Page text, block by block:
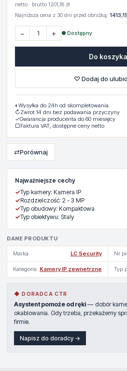
Najważniejsze cechy
✓Typ kamery: Kamera IP
✓Rozdzielczość: 2 - 3 MP
✓Typ obudowy: Kompaktowa
✓Typ obiektywu: Staly
DANE PRODUKTU
Marka LC Security Nr
Kategoria Kamery IP zewnetrzne Typ
◆ DORADCA CTR
Asystent pomoże od ręki — dobór
okablowania. Gdy trzeba, przekażemy
firmie.
Napisz do doradcy →
netto · brutto 1201,18 zł
Najniższa cena z 30 dni przed obniżką:
− + ● Dostępny
Do koszyka
♡ Dodaj do
◐ Wysyłka do 24h od skompletowania.
↻Zwrot 14 dni bez podawania przyczyny
✓Gwarancja producenta do 60 miesięcy
▢Faktura VAT, dostępne ceny netto
⇄Porównaj